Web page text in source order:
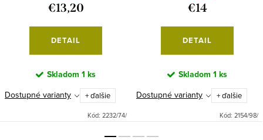
€13,20
DETAIL
Skladom 1 ks
Dostupné varianty + ďalšie
Kód: 2232/74/
€14
DETAIL
Skladom 1 ks
Dostupné varianty + ďalšie
Kód: 2154/98/